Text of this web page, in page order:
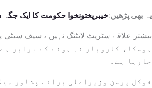
یہ بھی پڑھیں:خیبرپختونخوا حکومت کا ایک جگہ
ہوسکا، کاروبار نہ ہونے کے برابر
جارہا ہے۔
فوکل پرسن وزیراعلی برائے پشاور